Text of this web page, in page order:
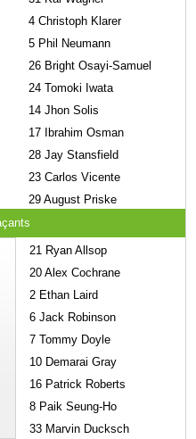
4 Christoph Klarer
5 Phil Neumann
26 Bright Osayi-Samuel
24 Tomoki Iwata
14 Jhon Solis
17 Ibrahim Osman
28 Jay Stansfield
23 Carlos Vicente
29 August Priske
21 Ryan Allsop
20 Alex Cochrane
2 Ethan Laird
6 Jack Robinson
7 Tommy Doyle
10 Demarai Gray
16 Patrick Roberts
8 Paik Seung-Ho
33 Marvin Ducksch